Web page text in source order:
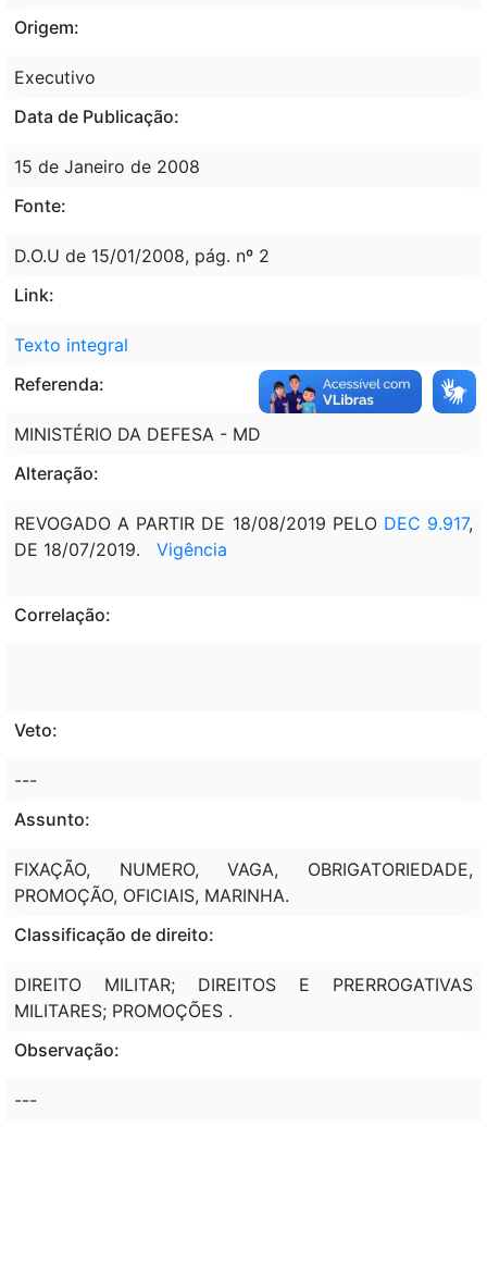
Origem:
Executivo
Data de Publicação:
15 de Janeiro de 2008
Fonte:
D.O.U de 15/01/2008, pág. nº 2
Link:
Texto integral
Referenda:
MINISTÉRIO DA DEFESA - MD
Alteração:
REVOGADO A PARTIR DE 18/08/2019 PELO DEC 9.917,
DE 18/07/2019. Vigência
Correlação:
Veto:
---
Assunto:
FIXAÇÃO, NUMERO, VAGA, OBRIGATORIEDADE,
PROMOÇÃO, OFICIAIS, MARINHA.
Classificação de direito:
DIREITO MILITAR; DIREITOS E PRERROGATIVAS
MILITARES; PROMOÇÕES .
Observação:
---